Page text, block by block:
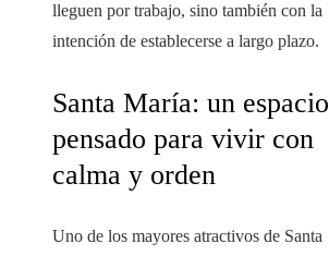
lleguen por trabajo, sino también con la
intención de establecerse a largo plazo.
Santa María: un espacio
pensado para vivir con
calma y orden
Uno de los mayores atractivos de Santa